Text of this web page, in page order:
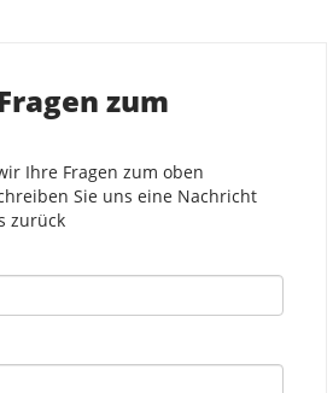
zum
Ihre Fragen zum oben
Sie uns eine Nachricht
zurück